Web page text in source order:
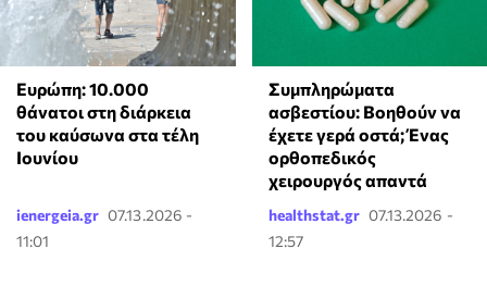
Ευρώπη: 10.000
θάνατοι στη διάρκεια
του καύσωνα στα τέλη
Ιουνίου
ienergeia.gr 07.13.2026 -
11:01
Συμπληρώματα
ασβεστίου: Βοηθούν να
έχετε γερά οστά; Ένας
ορθοπεδικός
χειρουργός απαντά
healthstat.gr 07.13.2026 -
12:57